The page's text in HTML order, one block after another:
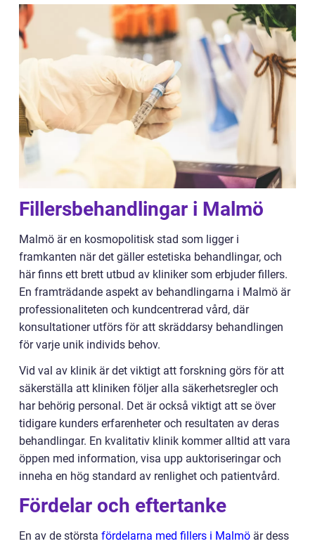
Fillersbehandlingar i Malmö
Malmö är en kosmopolitisk stad som ligger i
framkanten när det gäller estetiska behandlingar, och
här finns ett brett utbud av kliniker som erbjuder fillers.
En framträdande aspekt av behandlingarna i Malmö är
professionaliteten och kundcentrerad vård, där
konsultationer utförs för att skräddarsy behandlingen
för varje unik individs behov.
Vid val av klinik är det viktigt att forskning görs för att
säkerställa att kliniken följer alla säkerhetsregler och
har behörig personal. Det är också viktigt att se över
tidigare kunders erfarenheter och resultaten av deras
behandlingar. En kvalitativ klinik kommer alltid att vara
öppen med information, visa upp auktoriseringar och
inneha en hög standard av renlighet och patientvård.
Fördelar och eftertanke
En av de största fördelarna med fillers i Malmö är dess